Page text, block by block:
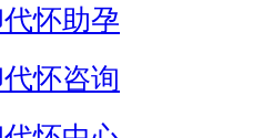
怀助孕
怀咨询